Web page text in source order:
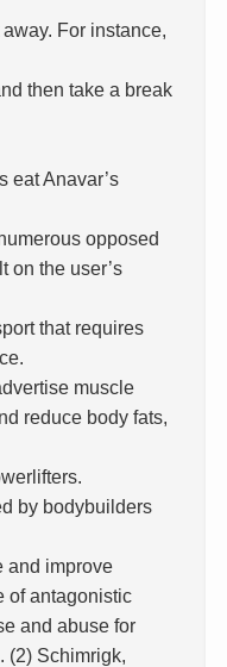
For instance,
then take a break
eat Anavar’s
opposed
on the user’s
that requires
muscle
reduce body fats,
by bodybuilders
and improve
of antagonistic
and abuse for
(2) Schimrigk,